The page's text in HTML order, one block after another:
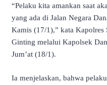
“Pelaku kita amankan saat
yang ada di Jalan Negara
Kamis (17/1),” kata Kapolres
Ginting melalui Kapolsek
Jum’at (18/1).
Ia menjelaskan, bahwa